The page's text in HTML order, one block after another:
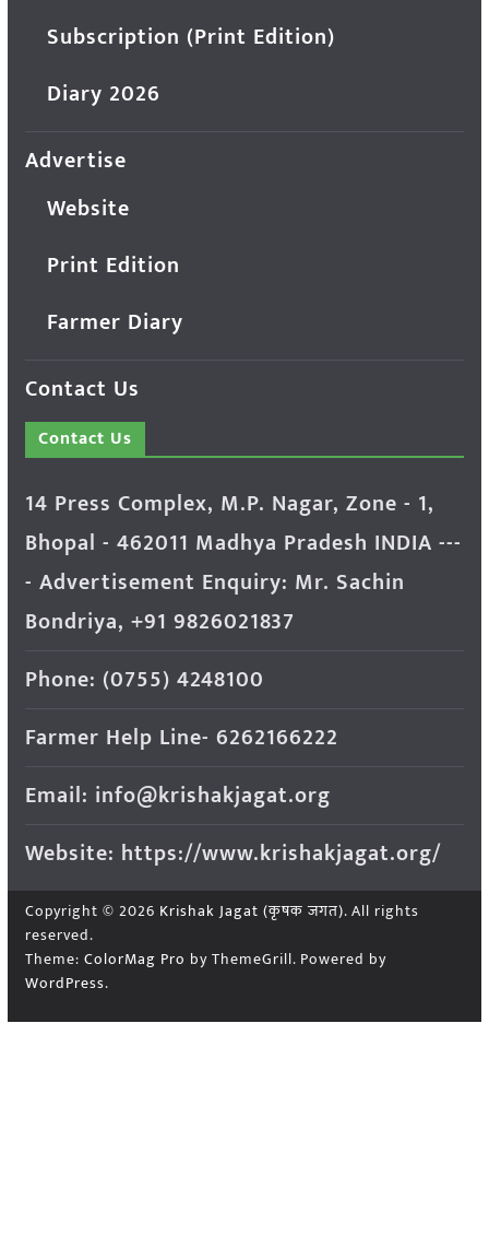
Subscription (Print Edition)
Diary 2026
Advertise
Website
Print Edition
Farmer Diary
Contact Us
Contact Us
14 Press Complex, M.P. Nagar, Zone - 1,
Bhopal - 462011 Madhya Pradesh INDIA ---
- Advertisement Enquiry: Mr. Sachin
Bondriya, +91 9826021837
Phone: (0755) 4248100
Farmer Help Line- 6262166222
Email: info@krishakjagat.org
Website: https://www.krishakjagat.org/
Copyright © 2026 Krishak Jagat (कृषक जगत). All rights
reserved.
Theme: ColorMag Pro by ThemeGrill. Powered by
WordPress.